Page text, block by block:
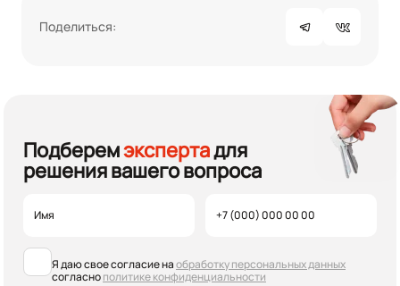
Поделиться:
Подберемэкспертадля
решения вашего вопроса
Я даю свое согласие наобработку персональных данных
согласнополитике конфиденциальности